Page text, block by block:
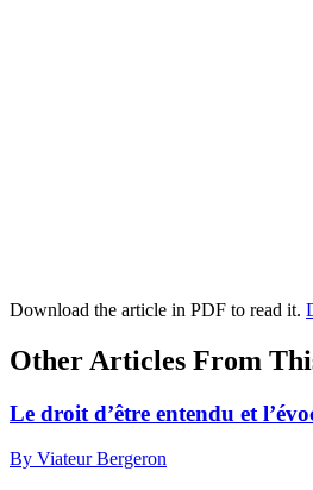
Download the article in PDF to read it.
Other Articles From
Le droit d’être entendu et
By Viateur Bergeron